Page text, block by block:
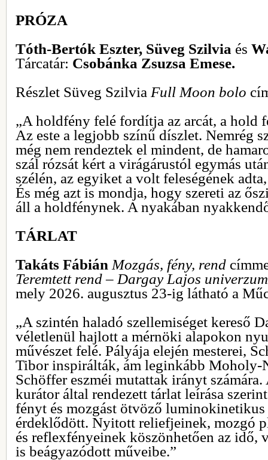
PRÓZA
Tóth-Bertók Eszter, Süveg Szilvia és
Tárcatár: Csobánka Zsuzsa Emese.
Részlet Süveg Szilvia Full Moon bolo
„A holdfény felé fordítja az arcát, a hold
Az este a legjobb színű díszlet. Nemrég
még nem rendeztek el mindent, de
szál rózsát kért a virágárustól egymás
szélén, az egyiket a volt feleségének
És még azt is mondja, hogy szereti az
áll a holdfénynek. A nyakában
TÁRLAT
Takáts Fábián Mozgás, fény, rend
Teremtett rend – Dargay Lajos
mely 2026. augusztus 23-ig látható a
„A szintén haladó szellemiséget kereső
véletlenül hajlott a mérnöki alapokon
művészet felé. Pályája elején mesterei,
Tibor inspirálták, ám leginkább Moholy-
Schöffer eszméi mutattak irányt
kurátor által rendezett tárlat leírása
fényt és mozgást ötvöző luminokinetikus
érdeklődött. Nyitott reliefjeinek, mozgó
és reflexfényeinek köszönhetően az idő,
is beágyazódott műveibe.”